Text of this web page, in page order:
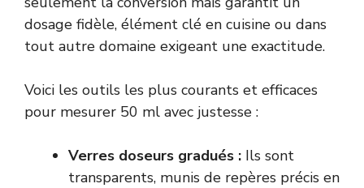
dosage fidèle, élément clé en cuisine ou dans
tout autre domaine exigeant une exactitude.
Voici les outils les plus courants et efficaces
pour mesurer 50 ml avec justesse :
Verres doseurs gradués : Ils sont
transparents, munis de repères précis en